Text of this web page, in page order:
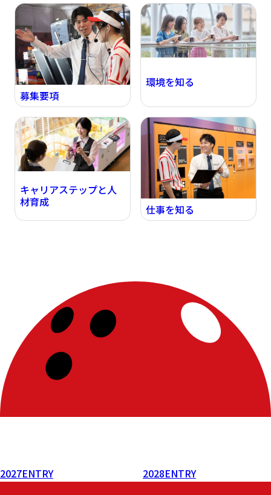
募集要項
環境を知る
キャリアステップと人
材育成
仕事を知る
2027ENTRY 2028ENTRY